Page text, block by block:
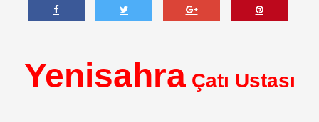
YenisahraÇatı Ustası